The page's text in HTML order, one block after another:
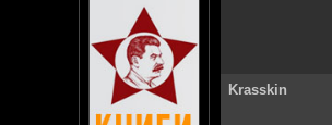
Krasskin